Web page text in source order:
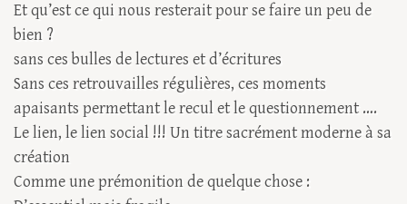
Et qu’est ce qui nous resterait pour se faire un peu de
bien ?
sans ces bulles de lectures et d’écritures
Sans ces retrouvailles régulières, ces moments
apaisants permettant le recul et le questionnement ….
Le lien, le lien social !!! Un titre sacrément moderne à sa
création
Comme une prémonition de quelque chose :